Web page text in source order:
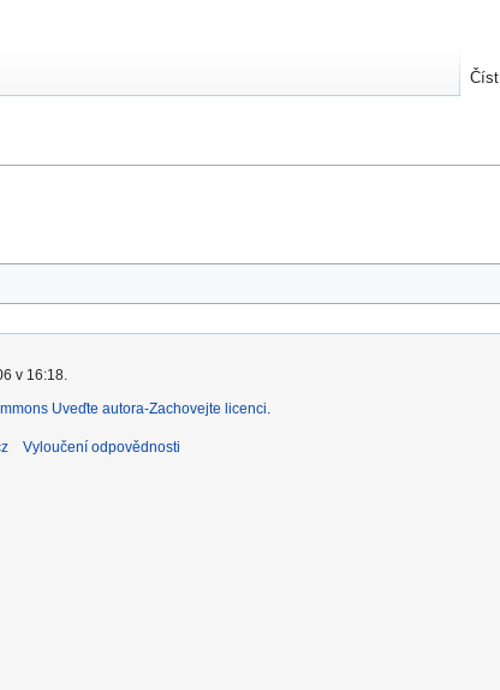
Číst
v 16:18.
Uveďte autora-Zachovejte licenci.
Vyloučení odpovědnosti